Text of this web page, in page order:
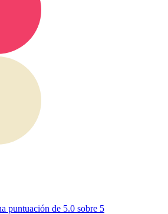
puntuación de 5.0 sobre 5